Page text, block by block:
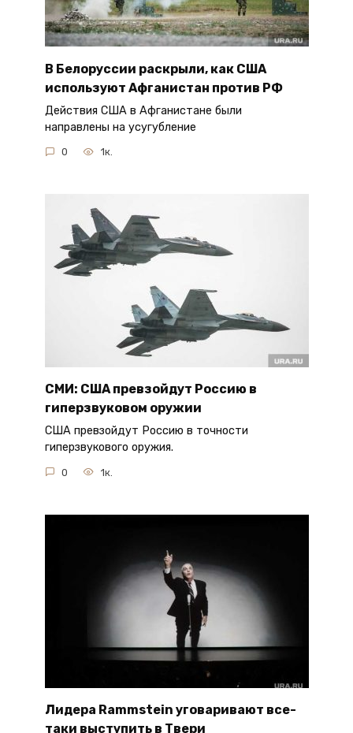
В Белоруссии раскрыли, как США
используют Афганистан против РФ
Действия США в Афганистане были
направлены на усугубление
0 1к.
СМИ: США превзойдут Россию в
гиперзвуковом оружии
США превзойдут Россию в точности
гиперзвукового оружия.
0 1к.
Лидера Rammstein уговаривают все-
таки выступить в Твери